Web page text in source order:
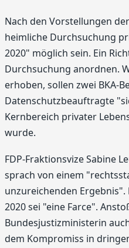
Nach den Vorstellungen
heimliche Durchsuchung
2020" möglich sein. Ein
Durchsuchung anordnen.
erhoben, sollen zwei BKA-
Datenschutzbeauftragte
Kernbereich privater
wurde.
FDP-Fraktionsvize Sabine
sprach von einem
unzureichenden
2020 sei "eine Farce".
Bundesjustizministerin
dem Kompromiss in